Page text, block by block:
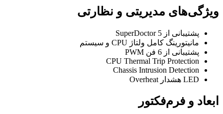
ویژگی‌های مدیریتی و نظارتی
پشتیبانی از SuperDoctor 5
مانیتورینگ کامل ولتاژ CPU و سیستم
پشتیبانی از 6 فن PWM
CPU Thermal Trip Protection
Chassis Intrusion Detection
LED هشدار Overheat
ابعاد و فرم‌فکتور